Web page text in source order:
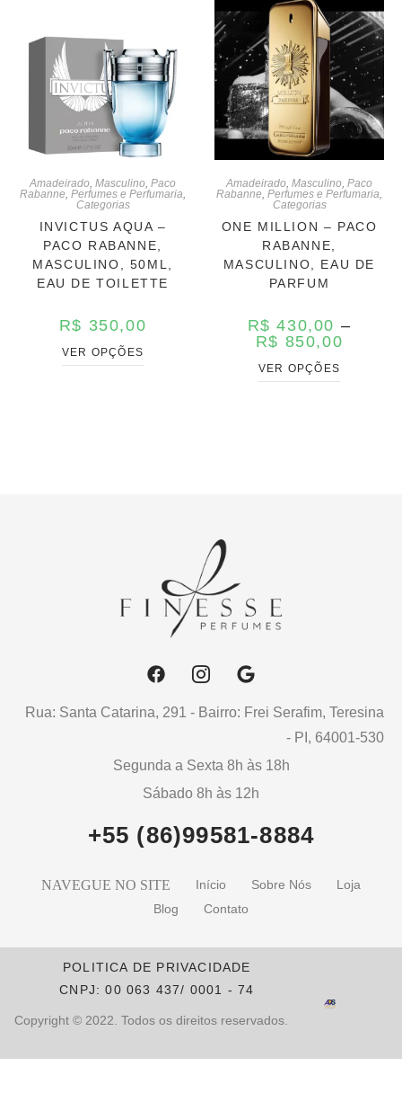
Amadeirado Masculino Paco
Rabanne Perfumes e Perfumaria
Categorias
INVICTUS AQUA –
PACO RABANNE,
MASCULINO, 50ML,
EAU DE TOILETTE
R$ 350,00
VER OPÇÕES
Amadeirado Masculino Paco
Rabanne Perfumes e Perfumaria
Categorias
ONE MILLION – PACO
RABANNE,
MASCULINO, EAU DE
PARFUM
R$ 430,00 –
R$ 850,00
VER OPÇÕES
Rua: Santa Catarina, 291 - Bairro: Frei Serafim, Teresina
- PI, 64001-530
Segunda a Sexta 8h às 18h
Sábado 8h às 12h
+55 (86)99581-8884
NAVEGUE NO SITE Início Sobre Nós
Loja
Blog
Contato
POLITICA DE PRIVACIDADE
CNPJ: 00 063 437/ 0001 - 74
Copyright © 2022. Todos os direitos reservados.